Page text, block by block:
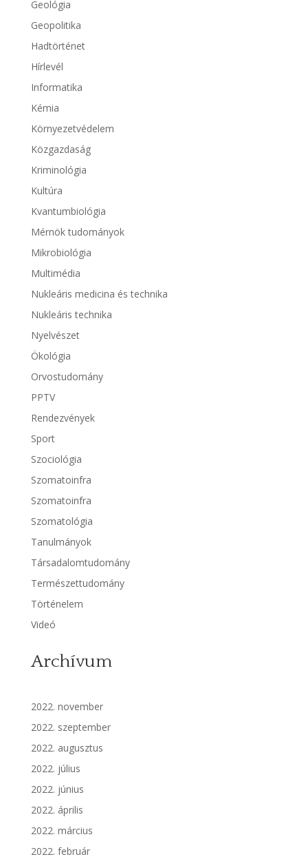
Geológia
Geopolitika
Hadtörténet
Hírlevél
Informatika
Kémia
Környezetvédelem
Közgazdaság
Kriminológia
Kultúra
Kvantumbiológia
Mérnök tudományok
Mikrobiológia
Multimédia
Nukleáris medicina és technika
Nukleáris technika
Nyelvészet
Ökológia
Orvostudomány
PPTV
Rendezvények
Sport
Szociológia
Szomatoinfra
Szomatoinfra
Szomatológia
Tanulmányok
Társadalomtudomány
Természettudomány
Történelem
Videó
Archívum
2022. november
2022. szeptember
2022. augusztus
2022. július
2022. június
2022. április
2022. március
2022. február